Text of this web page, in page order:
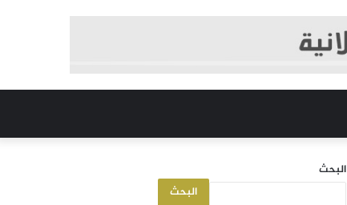
البحث
البحث